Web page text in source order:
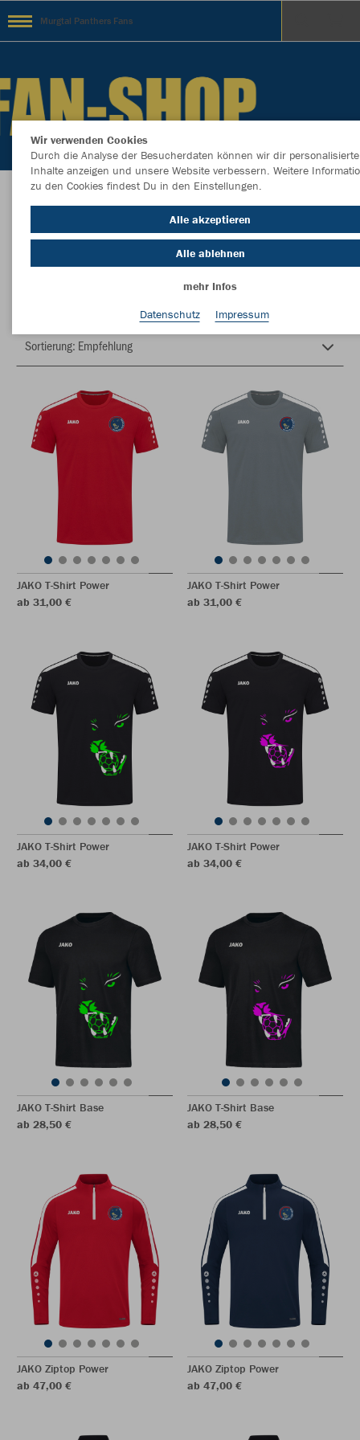
Murgtal Panthers Fans
Willkommen im Fanshop der Murgtal Panthers
Farbe
JAKO T-Shirt Power
ab 31,00 €
JAKO T-Shirt Power
ab 31,00 €
JAKO T-Shirt Power
ab 34,00 €
JAKO T-Shirt Power
ab 34,00 €
JAKO T-Shirt Base
ab 28,50 €
JAKO T-Shirt Base
ab 28,50 €
JAKO Ziptop Power
ab 47,00 €
JAKO Ziptop Power
ab 47,00 €
Wir verwenden Cookies
Durch die Analyse der Besucherdaten können wir dir personalisierte
Inhalte anzeigen und unsere Website verbessern. Weitere
zu den Cookies findest Du in den Einstellungen.
Alle akzeptieren
Alle ablehnen
mehr Infos
Datenschutz
Impressum